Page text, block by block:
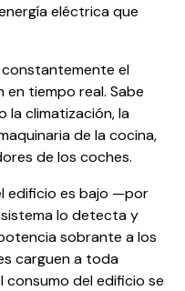
eléctrica que
el
tiempo real. Sabe
la climatización, la
de la cocina,
de los coches.
edificio es bajo —por
lo detecta y
sobrante a los
carguen a toda
consumo del edificio se